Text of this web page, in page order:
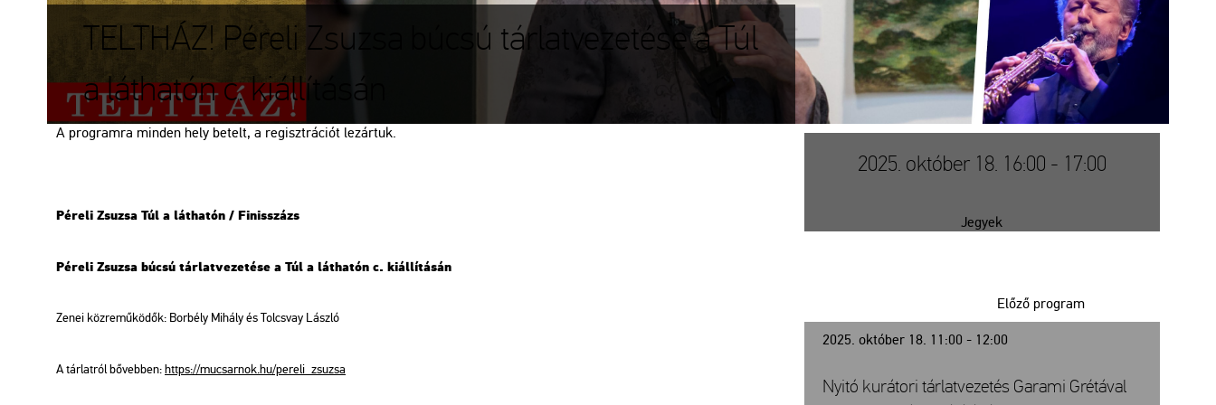
TELTHÁZ! Péreli Zsuzsa búcsú tárlatvezetése a Túl
a láthatón c. kiállításán
A prog­ram­ra min­den hely be­telt, a re­giszt­rá­ci­ót le­zár­tuk.
Pé­re­li Zsu­zsa Túl a lát­ha­tón / Fi­nisszázs
Pé­re­li Zsu­zsa búcsú tár­lat­ve­ze­té­se a Túl a lát­ha­tón c. ki­ál­lí­tá­sán
Zenei köz­re­mű­kö­dők: Bor­bély Mi­hály és Tolcs­vay Lász­ló
A tár­lat­ról bő­veb­ben:https://​mu­csar­nok.​hu/​pe­re­li_​zsu­zsa
2025. október 18. 16:00 - 17:00
Jegyek
2025. október 18. 11:00 - 12:00
Előző program
Nyitó kurátori tárlatvezetés Garami Grétával